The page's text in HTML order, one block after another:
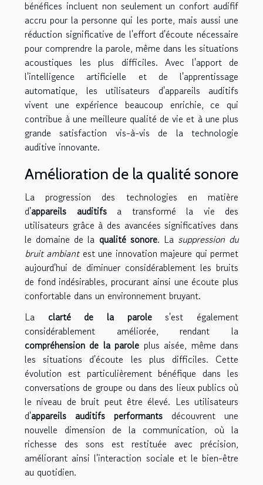
bénéfices incluent non seulement un confort audifif
accru pour la personne qui les porte, mais aussi une
réduction significative de l'effort d'écoute nécessaire
pour comprendre la parole, même dans les situations
acoustiques les plus difficiles. Avec l'apport de
l'intelligence artificielle et de l'apprentissage
automatique, les utilisateurs d'appareils auditifs
vivent une expérience beaucoup enrichie, ce qui
contribue à une meilleure qualité de vie et à une plus
grande satisfaction vis-à-vis de la technologie
auditive innovante.
Amélioration de la qualité sonore
La progression des technologies en matière
d'appareils auditifsa transformé la vie des
utilisateurs grâce à des avancées significatives dans
le domaine de la qualité sonore. La suppression du
bruit ambiantest une innovation majeure qui permet
aujourd'hui de diminuer considérablement les bruits
de fond indésirables, procurant ainsi une écoute plus
confortable dans un environnement bruyant.
La clarté de la paroles'est également
considérablement améliorée, rendant la
compréhension de la parole plus aisée, même dans
les situations d'écoute les plus difficiles. Cette
évolution est particulièrement bénéfique dans les
conversations de groupe ou dans des lieux publics où
le niveau de bruit peut être élevé. Les utilisateurs
d'appareils auditifs performants découvrent une
nouvelle dimension de la communication, où la
richesse des sons est restituée avec précision,
améliorant ainsi l'interaction sociale et le bien-être
au quotidien.